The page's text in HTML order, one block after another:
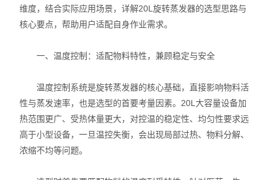
恒温干燥箱
循环水真空泵
智能控温仪
油、水浴锅
维度，结合实际应用场景，详解20L旋转蒸发器的选型思路与
核心要点，帮助用户适配自身作业需求。
一、温度控制：适配物料特性，兼顾稳定与安全
温度控制系统是旋转蒸发器的核心基础，直接影响物料活
性与蒸发速率，也是选型的首要考量因素。20L大容量设备加
热范围更广、受热体量更大，对控温的稳定性、均匀性要求远
高于小型设备，一旦温控失衡，会出现局部过热、物料分解、
浓缩不均等问题。